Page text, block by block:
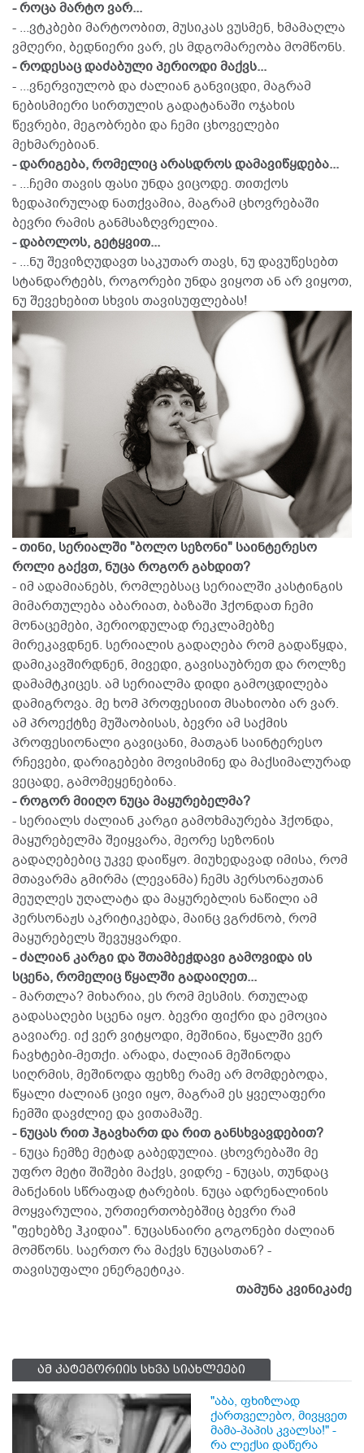
- როცა მარტო ვარ...
- ...ვტკბები მარტოობით, მუსიკას ვუსმენ, ხმამაღლა
ვმღერი, ბედნიერი ვარ, ეს მდგომარეობა მომწონს.
- როდესაც დაძაბული პერიოდი მაქვს...
- ...ვნერვიულობ და ძალიან განვიცდი, მაგრამ
ნებისმიერი სირთულის გადატანაში ოჯახის
წევრები, მეგობრები და ჩემი ცხოველები
მეხმარებიან.
- დარიგება, რომელიც არასდროს დამავიწყდება...
- ...ჩემი თავის ფასი უნდა ვიცოდე. თითქოს
ზედაპირულად ნათქვამია, მაგრამ ცხოვრებაში
ბევრი რამის განმსაზღვრელია.
- დაბოლოს, გეტყვით...
- ...ნუ შევიზღუდავთ საკუთარ თავს, ნუ დავუწესებთ
სტანდარტებს, როგორები უნდა ვიყოთ ან არ ვიყოთ,
ნუ შევეხებით სხვის თავისუფლებას!
- თინი, სერიალში "ბოლო სეზონი" საინტერესო
როლი გაქვთ, ნუცა როგორ გახდით?
- იმ ადამიანებს, რომლებსაც სერიალში კასტინგის
მიმართულება აბარიათ, ბაზაში ჰქონდათ ჩემი
მონაცემები, პერიოდულად რეკლამებზე
მირეკავდნენ. სერიალის გადაღება რომ გადაწყდა,
დამიკავშირდნენ, მივედი, გავისაუბრეთ და როლზე
დამამტკიცეს. ამ სერიალმა დიდი გამოცდილება
დამიგროვა. მე ხომ პროფესიით მსახიობი არ ვარ.
ამ პროექტზე მუშაობისას, ბევრი ამ საქმის
პროფესიონალი გავიცანი, მათგან საინტერესო
რჩევები, დარიგებები მოვისმინე და მაქსიმალურად
ვეცადე, გამომეყენებინა.
- როგორ მიიღო ნუცა მაყურებელმა?
- სერიალს ძალიან კარგი გამოხმაურება ჰქონდა,
მაყურებელმა შეიყვარა, მეორე სეზონის
გადაღებებიც უკვე დაიწყო. მიუხედავად იმისა, რომ
მთავარმა გმირმა (ლევანმა) ჩემს პერსონაჟთან
მეუღლეს უღალატა და მაყურებლის ნაწილი ამ
პერსონაჟს აკრიტიკებდა, მაინც ვგრძნობ, რომ
მაყურებელს შევუყვარდი.
- ძალიან კარგი და შთამბეჭდავი გამოვიდა ის
სცენა, რომელიც წყალში გადაიღეთ...
- მართლა? მიხარია, ეს რომ მესმის. რთულად
გადასაღები სცენა იყო. ბევრი ფიქრი და ემოცია
გავიარე. იქ ვერ ვიტყოდი, მეშინია, წყალში ვერ
ჩავხტები-მეთქი. არადა, ძალიან მეშინოდა
სიღრმის, მეშინოდა ფეხზე რამე არ მომდებოდა,
წყალი ძალიან ცივი იყო, მაგრამ ეს ყველაფერი
ჩემში დავძლიე და ვითამაშე.
- ნუცას რით ჰგავხართ და რით განსხვავდებით?
- ნუცა ჩემზე მეტად გაბედულია. ცხოვრებაში მე
უფრო მეტი შიშები მაქვს, ვიდრე - ნუცას, თუნდაც
მანქანის სწრაფად ტარების. ნუცა ადრენალინის
მოყვარულია, ურთიერთობებშიც ბევრი რამ
"ფეხებზე ჰკიდია". ნუცასნაირი გოგონები ძალიან
მომწონს. საერთო რა მაქვს ნუცასთან? -
თავისუფალი ენერგეტიკა.
თამუნა კვინიკაძე
ამ კატეგორიის სხვა სიახლეები
"აბა, ფხიზლად
ქართველებო, მივყვეთ
მამა-პაპის კვალსა!" -
რა ლექსი დაწერა